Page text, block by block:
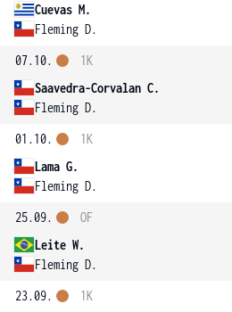
Cuevas M.
Fleming D.
07.10.
Saavedra-Corvalan C.
Fleming D.
1K
01.10.
Lama G.
Fleming D.
1K
25.09.
Leite W.
Fleming D.
OF
23.09.
1K